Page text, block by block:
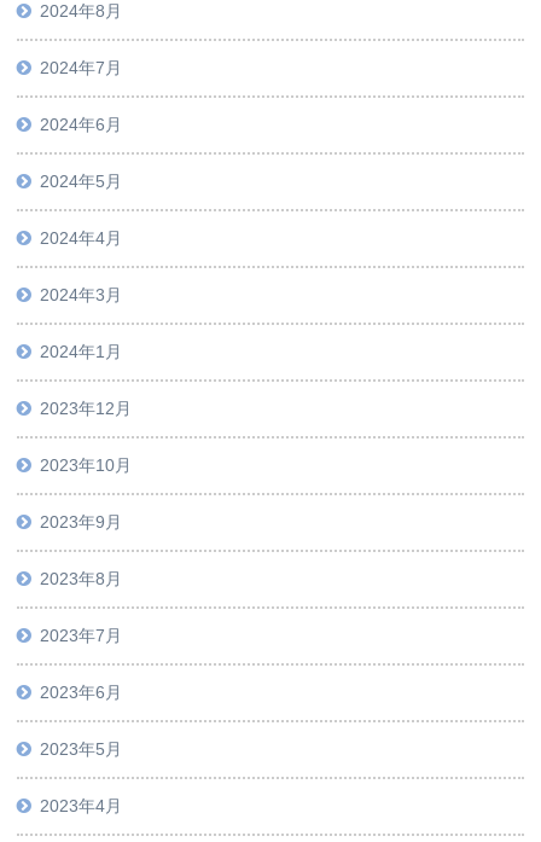
2024年8月
2024年7月
2024年6月
2024年5月
2024年4月
2024年3月
2024年1月
2023年12月
2023年10月
2023年9月
2023年8月
2023年7月
2023年6月
2023年5月
2023年4月